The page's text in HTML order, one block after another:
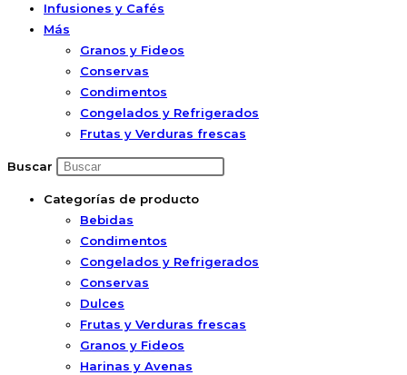
Infusiones y Cafés
Más
Granos y Fideos
Conservas
Condimentos
Congelados y Refrigerados
Frutas y Verduras frescas
Buscar
Categorías de producto
Bebidas
Condimentos
Congelados y Refrigerados
Conservas
Dulces
Frutas y Verduras frescas
Granos y Fideos
Harinas y Avenas